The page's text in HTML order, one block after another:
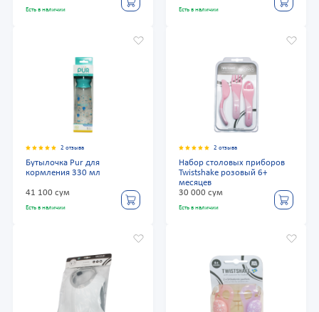
Есть в наличии Есть в наличии
2 отзыва
Бутылочка Pur для
кормления 330 мл
41 100 сум
Есть в наличии
2 отзыва
Набор столовых приборов
Twistshake розовый 6+
месяцев
30 000 сум
Есть в наличии